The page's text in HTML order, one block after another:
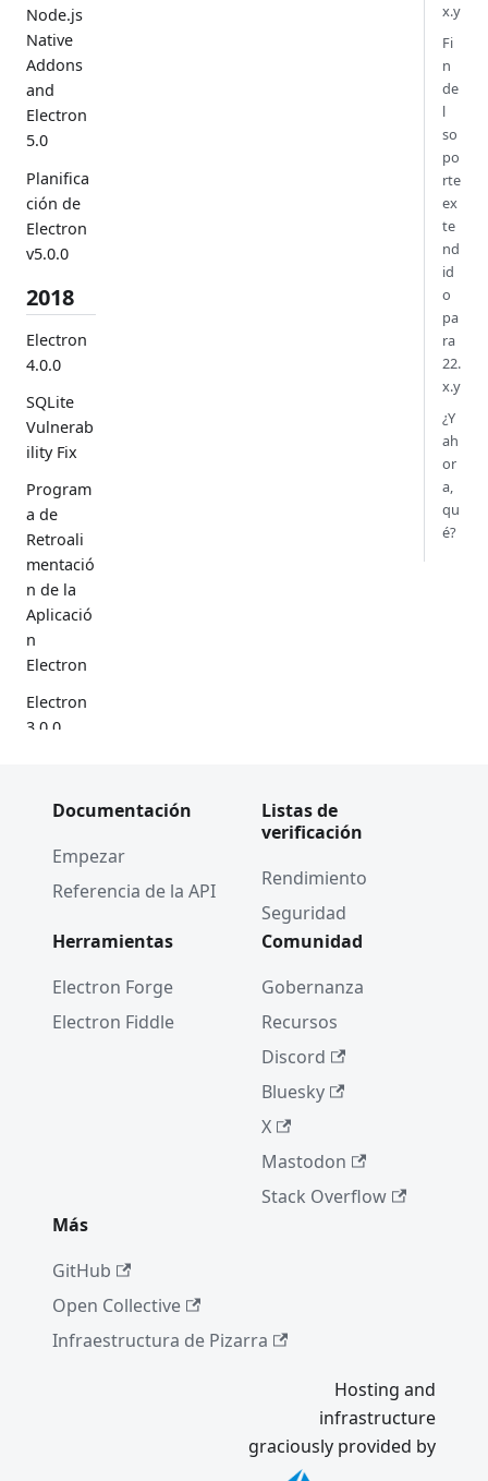
Node.js
Native
Addons
and
Electron
5.0
Planifica
ción de
Electron
v5.0.0
2018
Electron
4.0.0
SQLite
Vulnerab
ility Fix
Program
a de
Retroali
mentació
n de la
Aplicació
n
Electron
Electron
3.0.0
Build
lidad de
WebPref
Electron
Actualiza
ción
ca más
x.y
Fi
n
de
l
so
po
rte
ex
te
nd
id
o
pa
ra
22.
x.y
¿Y
ah
or
a,
qu
é?
Documentación
Empezar
Referencia de la API
Listas de
verificación
Rendimiento
Seguridad
Herramientas
Electron Forge
Electron Fiddle
Comunidad
Gobernanza
Recursos
Discord
Bluesky
X
Mastodon
Stack Overflow
Más
GitHub
Open Collective
Infraestructura de Pizarra
Hosting and
infrastructure
graciously provided by